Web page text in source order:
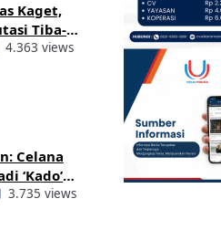
Kaget,
Tiba-
Oleh
4.363 views
Celana
‘Kado’
3.735 views